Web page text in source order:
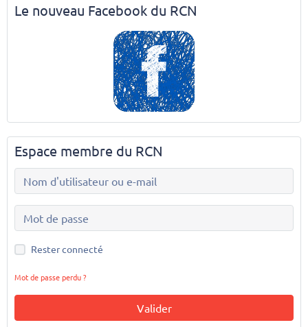
Le nouveau Facebook du RCN
Espace membre du RCN
Rester connecté
Mot de passe perdu ?
Valider